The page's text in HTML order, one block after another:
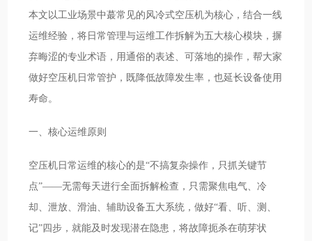
本文以工业场景中蕞常见的风冷式空压机为核心，结合一线
运维经验，将日常管理与运维工作拆解为五大核心模块，摒
弃晦涩的专业术语，用通俗的表述、可落地的操作，帮大家
做好空压机日常管护，既降低故障发生率，也延长设备使用
寿命。
一、核心运维原则
空压机日常运维的核心的是“不搞复杂操作，只抓关键节
点”——无需每天进行全面拆解检查，只需聚焦电气、冷
却、泄放、滑油、辅助设备五大系统，做好“看、听、测、
记”四步，就能及时发现潜在隐患，将故障扼杀在萌芽状